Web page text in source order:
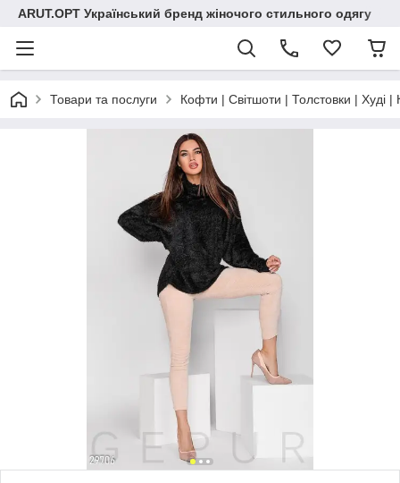
ARUT.OPT Український бренд жіночого стильного одягу
Товари та послуги Кофти | Світшоти | Толстовки | Худі |